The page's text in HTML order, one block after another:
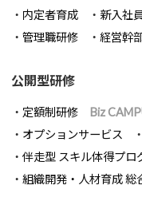
内定者育成 新入社
管理職研修
経営幹
公開型研修
定額制研修 Biz
オプションサービス
伴走型 スキル体得プロ
組織開発・人材育成 総